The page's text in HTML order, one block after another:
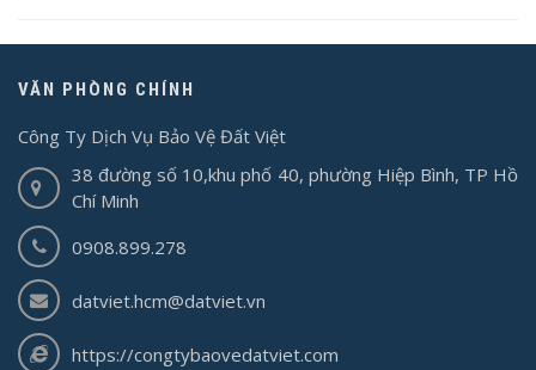
VĂN PHÒNG CHÍNH
Công Ty Dịch Vụ Bảo Vệ Đất Việt
38 đường số 10,khu phố 40, phường Hiệp Bình, TP Hồ
Chí Minh
0908.899.278
datviet.hcm@datviet.vn
https://congtybaovedatviet.com